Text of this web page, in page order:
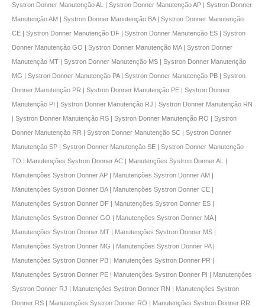
Systron Donner Manutenção AL | Systron Donner Manutenção AP | Systron Donner
Manutenção AM | Systron Donner Manutenção BA | Systron Donner Manutenção
CE | Systron Donner Manutenção DF | Systron Donner Manutenção ES | Systron
Donner Manutenção GO | Systron Donner Manutenção MA | Systron Donner
Manutenção MT | Systron Donner Manutenção MS | Systron Donner Manutenção
MG | Systron Donner Manutenção PA | Systron Donner Manutenção PB | Systron
Donner Manutenção PR | Systron Donner Manutenção PE | Systron Donner
Manutenção PI | Systron Donner Manutenção RJ | Systron Donner Manutenção RN
| Systron Donner Manutenção RS | Systron Donner Manutenção RO | Systron
Donner Manutenção RR | Systron Donner Manutenção SC | Systron Donner
Manutenção SP | Systron Donner Manutenção SE | Systron Donner Manutenção
TO | Manutenções Systron Donner AC | Manutenções Systron Donner AL |
Manutenções Systron Donner AP | Manutenções Systron Donner AM |
Manutenções Systron Donner BA | Manutenções Systron Donner CE |
Manutenções Systron Donner DF | Manutenções Systron Donner ES |
Manutenções Systron Donner GO | Manutenções Systron Donner MA |
Manutenções Systron Donner MT | Manutenções Systron Donner MS |
Manutenções Systron Donner MG | Manutenções Systron Donner PA |
Manutenções Systron Donner PB | Manutenções Systron Donner PR |
Manutenções Systron Donner PE | Manutenções Systron Donner PI | Manutenções
Systron Donner RJ | Manutenções Systron Donner RN | Manutenções Systron
Donner RS | Manutenções Systron Donner RO | Manutenções Systron Donner RR